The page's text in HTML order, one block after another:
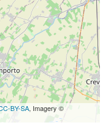
BY-SA, Imagery ©